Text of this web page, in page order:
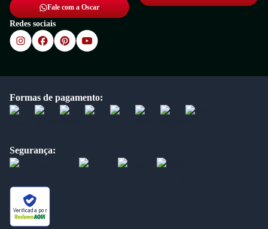
Fale com a Oscar
Redes sociais
Formas de pagamento:
Segurança:
Verificada por